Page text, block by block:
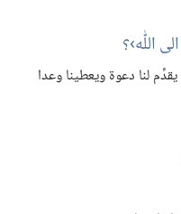
اللّٰه›؟‏
لنا دعوة ويعطينا وعدا